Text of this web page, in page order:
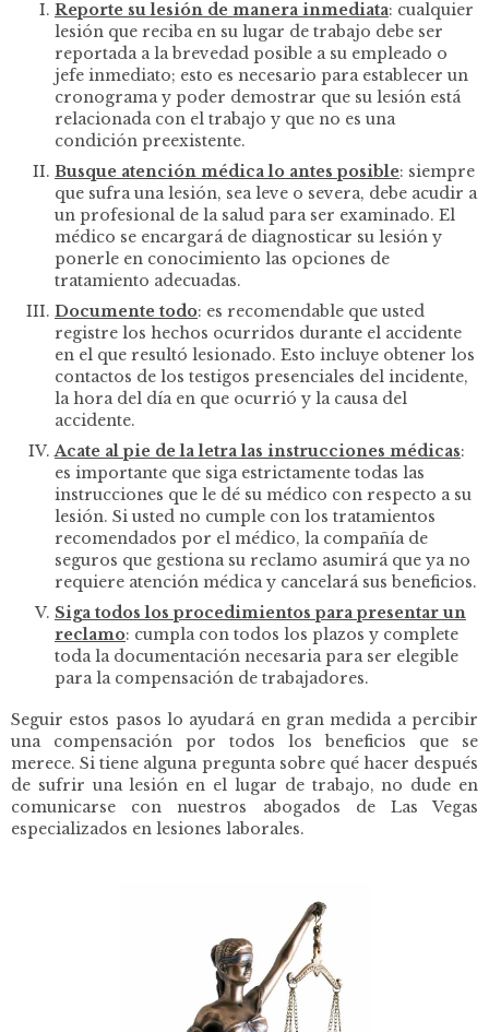
Reporte su lesión de manera inmediata: cualquier
lesión que reciba en su lugar de trabajo debe ser
reportada a la brevedad posible a su empleado o
jefe inmediato; esto es necesario para establecer un
cronograma y poder demostrar que su lesión está
relacionada con el trabajo y que no es una
condición preexistente.
Busque atención médica lo antes posible: siempre
que sufra una lesión, sea leve o severa, debe acudir a
un profesional de la salud para ser examinado. El
médico se encargará de diagnosticar su lesión y
ponerle en conocimiento las opciones de
tratamiento adecuadas.
Documente todo: es recomendable que usted
registre los hechos ocurridos durante el accidente
en el que resultó lesionado. Esto incluye obtener los
contactos de los testigos presenciales del incidente,
la hora del día en que ocurrió y la causa del
accidente.
Acate al pie de la letra las instrucciones médicas:
es importante que siga estrictamente todas las
instrucciones que le dé su médico con respecto a su
lesión. Si usted no cumple con los tratamientos
recomendados por el médico, la compañía de
seguros que gestiona su reclamo asumirá que ya no
requiere atención médica y cancelará sus beneficios.
Siga todos los procedimientos para presentar un
reclamo: cumpla con todos los plazos y complete
toda la documentación necesaria para ser elegible
para la compensación de trabajadores.
Seguir estos pasos lo ayudará en gran medida a percibir
una compensación por todos los beneficios que se
merece. Si tiene alguna pregunta sobre qué hacer después
de sufrir una lesión en el lugar de trabajo, no dude en
comunicarse con nuestros abogados de Las Vegas
especializados en lesiones laborales.